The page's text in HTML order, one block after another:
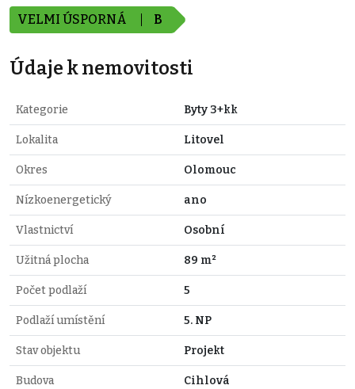
VELMI ÚSPORNÁ B
Údaje k nemovitosti
Kategorie Byty 3+kk
Lokalita Litovel
Okres Olomouc
Nízkoenergetický ano
Vlastnictví Osobní
Užitná plocha 89 m²
Počet podlaží 5
Podlaží umístění 5. NP
Stav objektu Projekt
Budova Cihlová